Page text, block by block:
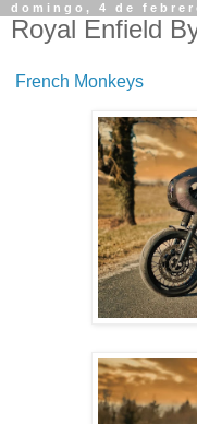
domingo, 4 de
Royal Enfield
French Monkeys